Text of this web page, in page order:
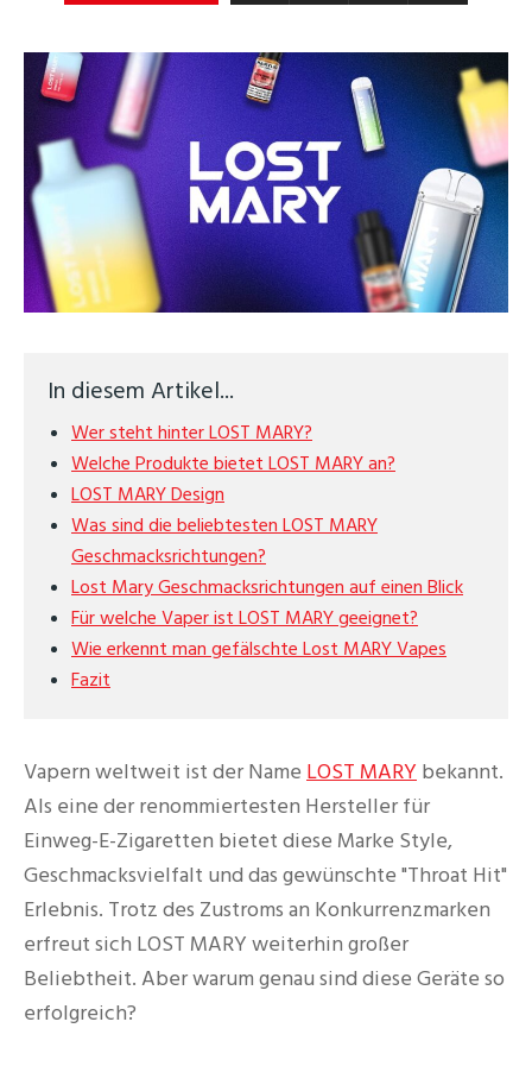
In diesem Artikel...
Wer steht hinter LOST MARY?
Welche Produkte bietet LOST MARY an?
LOST MARY Design
Was sind die beliebtesten LOST MARY
Geschmacksrichtungen?
Lost Mary Geschmacksrichtungen auf einen Blick
Für welche Vaper ist LOST MARY geeignet?
Wie erkennt man gefälschte Lost MARY Vapes
Fazit
Vapern weltweit ist der Name LOST MARY bekannt.
Als eine der renommiertesten Hersteller für
Einweg-E-Zigaretten bietet diese Marke Style,
Geschmacksvielfalt und das gewünschte "Throat Hit"
Erlebnis. Trotz des Zustroms an Konkurrenzmarken
erfreut sich LOST MARY weiterhin großer
Beliebtheit. Aber warum genau sind diese Geräte so
erfolgreich?